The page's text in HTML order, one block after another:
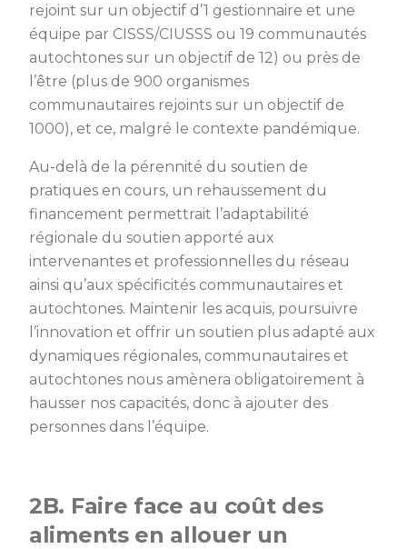
rejoint sur un objectif d’1 gestionnaire et une
équipe par CISSS/CIUSSS ou 19 communautés
autochtones sur un objectif de 12) ou près de
l’être (plus de 900 organismes
communautaires rejoints sur un objectif de
1000), et ce, malgré le contexte pandémique.
Au-delà de la pérennité du soutien de
pratiques en cours, un rehaussement du
financement permettrait l’adaptabilité
régionale du soutien apporté aux
intervenantes et professionnelles du réseau
ainsi qu’aux spécificités communautaires et
autochtones. Maintenir les acquis, poursuivre
l’innovation et offrir un soutien plus adapté aux
dynamiques régionales, communautaires et
autochtones nous amènera obligatoirement à
hausser nos capacités, donc à ajouter des
personnes dans l’équipe.
2B. Faire face au coût des
aliments en allouer un